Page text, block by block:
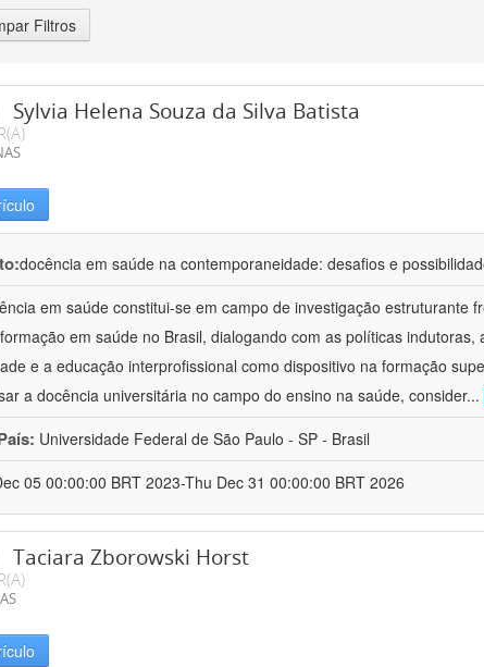
Filtros
Sylvia Helena Souza da Silva Batista
docência em saúde na contemporaneidade: desafios e
em saúde constitui-se em campo de investigação estruturante
em saúde no Brasil, dialogando com as políticas indutoras,
e a educação interprofissional como dispositivo na formação
a docência universitária no campo do ensino na saúde, consider...
Universidade Federal de São Paulo - SP - Brasil
05 00:00:00 BRT 2023-Thu Dec 31 00:00:00 BRT 2026
Taciara Zborowski Horst